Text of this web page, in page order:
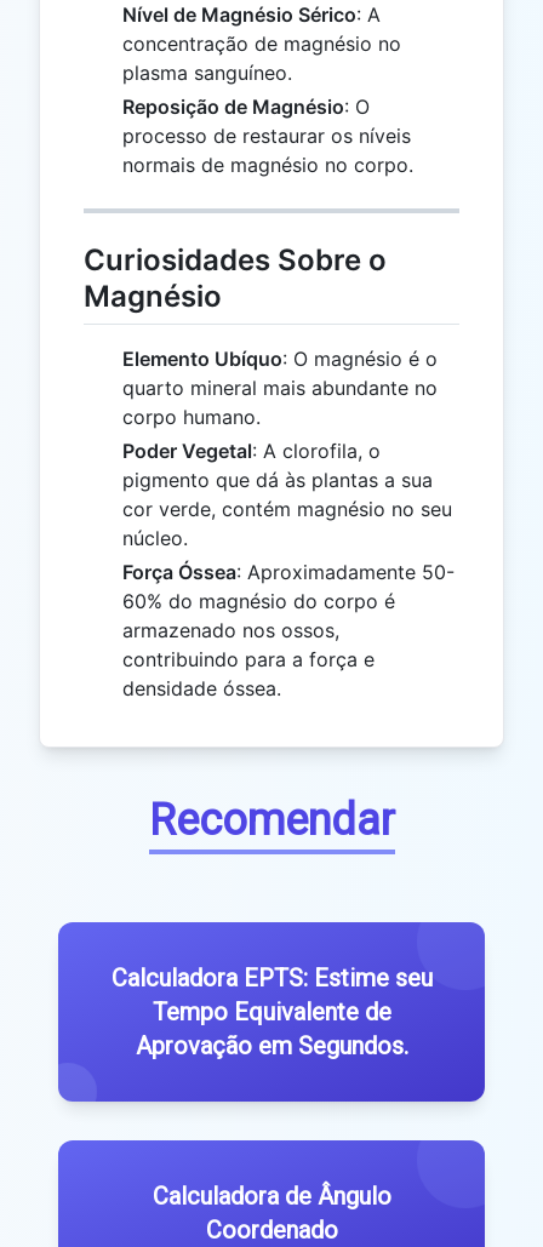
Nível de Magnésio Sérico: A
concentração de magnésio no
plasma sanguíneo.
Reposição de Magnésio: O
processo de restaurar os níveis
normais de magnésio no corpo.
Curiosidades Sobre o
Magnésio
Elemento Ubíquo: O magnésio é o
quarto mineral mais abundante no
corpo humano.
Poder Vegetal: A clorofila, o
pigmento que dá às plantas a sua
cor verde, contém magnésio no seu
núcleo.
Força Óssea: Aproximadamente 50-
60% do magnésio do corpo é
armazenado nos ossos,
contribuindo para a força e
densidade óssea.
Recomendar
Calculadora EPTS: Estime seu
Tempo Equivalente de
Aprovação em Segundos.
Calculadora de Ângulo
Coordenado